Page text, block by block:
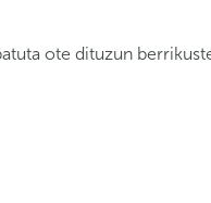
ote dituzun